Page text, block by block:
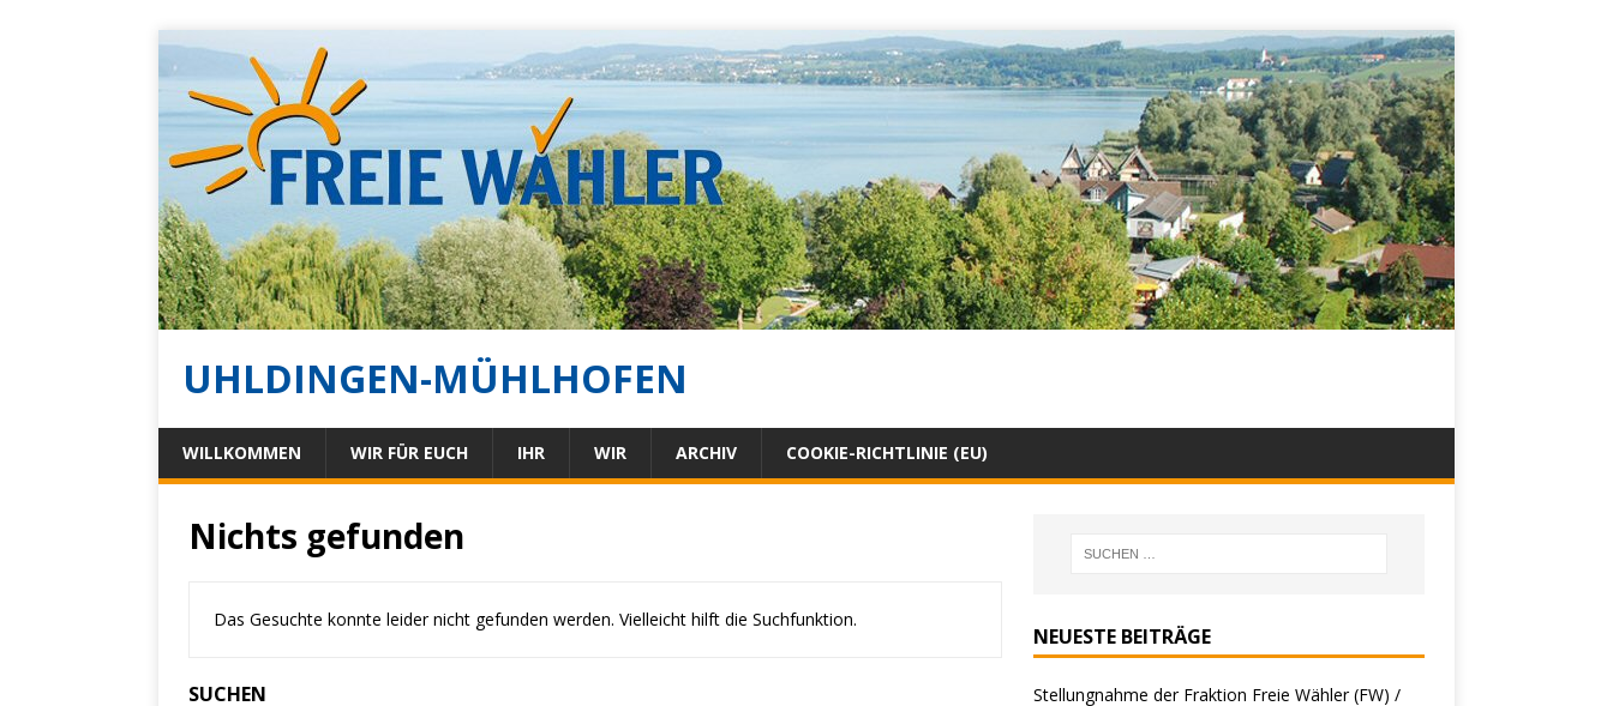
UHLDINGEN-MÜHLHOFEN
WILLKOMMEN WIR FÜR EUCH IHR WIR ARCHIV COOKIE-RICHTLINIE (EU)
Nichts gefunden
Das Gesuchte konnte leider nicht gefunden werden. Vielleicht hilft die Suchfunktion.
SUCHEN
NEUESTE BEITRÄGE
Stellungnahme der Fraktion Freie Wähler (FW) /